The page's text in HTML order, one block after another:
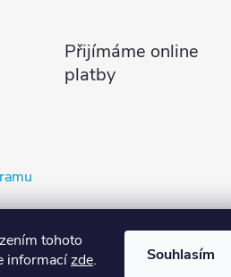
tohoto
informacízde. Souhlasím
Přijímáme online
platby